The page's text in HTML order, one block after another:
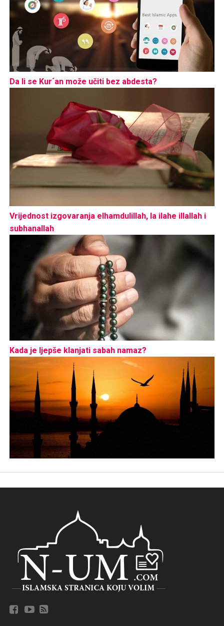
Da li se Kur´an može učiti bez abdesta?
Vrijednost izgovaranja elhamdulillah, la ilahe illallah i
subhanallah
Kada je ljepše klanjati sabah namaz?